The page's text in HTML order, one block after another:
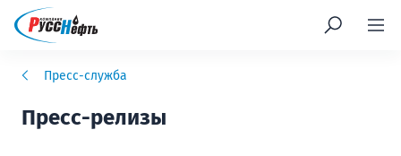
Пресс-служба
Пресс-релизы